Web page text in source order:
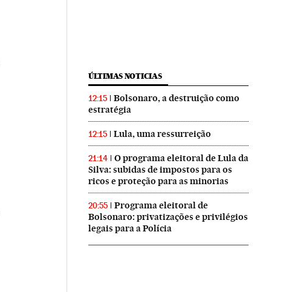
ÚLTIMAS NOTICIAS
12:15
Bolsonaro, a destruição como
estratégia
12:15 Lula, uma ressurreição
21:14
O programa eleitoral de Lula da
Silva: subidas de impostos para os
ricos e proteção para as minorias
20:55
Programa eleitoral de
Bolsonaro: privatizações e privilégios
legais para a Polícia